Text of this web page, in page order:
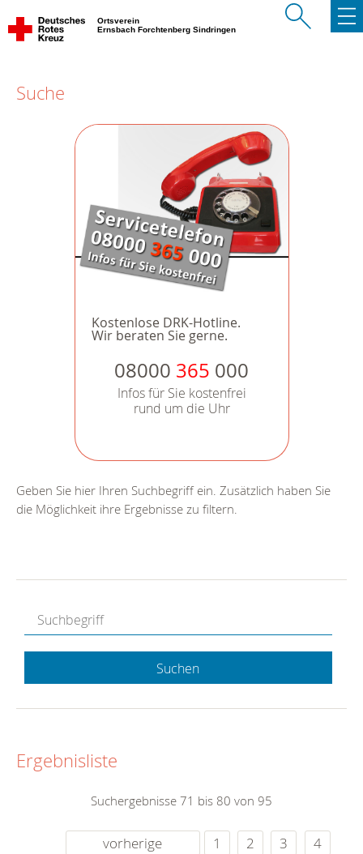
Ortsverein
Ernsbach Forchtenberg Sindringen
Suche
Kostenlose DRK-Hotline.
Wir beraten Sie gerne.
08000 365 000
Infos für Sie kostenfrei
rund um die Uhr
Geben Sie hier Ihren Suchbegriff ein. Zusätzlich haben Sie
die Möglichkeit ihre Ergebnisse zu filtern.
Suchen
Ergebnisliste
Suchergebnisse 71 bis 80 von 95
vorherige 1 2 3
4